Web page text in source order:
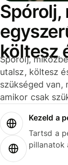
Spórolj,
költesz
Spórolj,
utalsz, költesz
szükséged van,
amikor csak
Kezeld a
Tartsd a
pillanatok